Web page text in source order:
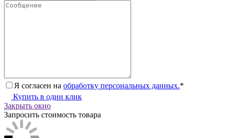
Я согласен на обработку персональных данных.*
Купить в один клик
Закрыть окно
Запросить стоимость товара